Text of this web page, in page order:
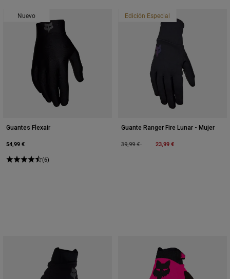
Nuevo
Guantes Flexair
54,99 €
(6)
Edición Especial
Guante Ranger Fire Lunar - Mujer
Price reduced from
39,99 €to 23,99 €